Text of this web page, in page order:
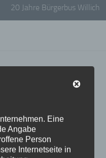
20 Jahre Bürgerbus Willich
Eine
Angabe
Person
Internetseite in